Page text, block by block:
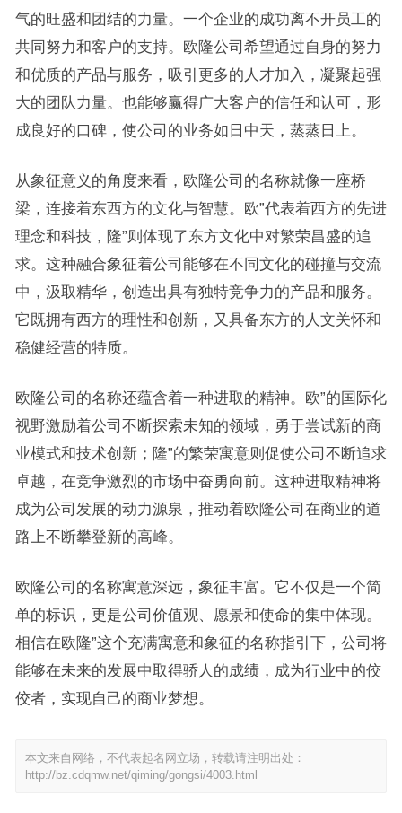
气的旺盛和团结的力量。一个企业的成功离不开员工的
共同努力和客户的支持。欧隆公司希望通过自身的努力
和优质的产品与服务，吸引更多的人才加入，凝聚起强
大的团队力量。也能够赢得广大客户的信任和认可，形
成良好的口碑，使公司的业务如日中天，蒸蒸日上。
从象征意义的角度来看，欧隆公司的名称就像一座桥
梁，连接着东西方的文化与智慧。欧”代表着西方的先进
理念和科技，隆”则体现了东方文化中对繁荣昌盛的追
求。这种融合象征着公司能够在不同文化的碰撞与交流
中，汲取精华，创造出具有独特竞争力的产品和服务。
它既拥有西方的理性和创新，又具备东方的人文关怀和
稳健经营的特质。
欧隆公司的名称还蕴含着一种进取的精神。欧”的国际化
视野激励着公司不断探索未知的领域，勇于尝试新的商
业模式和技术创新；隆”的繁荣寓意则促使公司不断追求
卓越，在竞争激烈的市场中奋勇向前。这种进取精神将
成为公司发展的动力源泉，推动着欧隆公司在商业的道
路上不断攀登新的高峰。
欧隆公司的名称寓意深远，象征丰富。它不仅是一个简
单的标识，更是公司价值观、愿景和使命的集中体现。
相信在欧隆”这个充满寓意和象征的名称指引下，公司将
能够在未来的发展中取得骄人的成绩，成为行业中的佼
佼者，实现自己的商业梦想。
本文来自网络，不代表起名网立场，转载请注明出处：
http://bz.cdqmw.net/qiming/gongsi/4003.html